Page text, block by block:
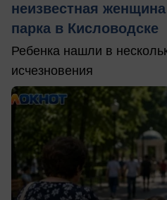
неизвестная
парка в Кисловодске
Ребенка нашли в
исчезновения